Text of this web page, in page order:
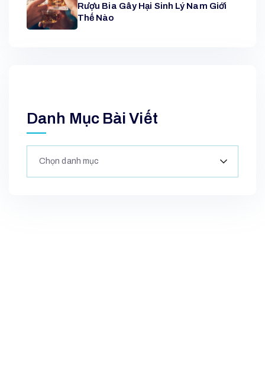
Rượu Bia Gây Hại Sinh Lý Nam Giới
Thế Nào
Danh Mục Bài Viết
Chọn danh mục